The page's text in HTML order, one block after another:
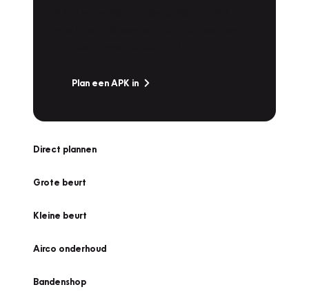
Plan een APK in
Direct plannen
Grote beurt
Kleine beurt
Airco onderhoud
Bandenshop